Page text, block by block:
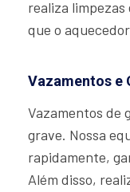
realiza
que o
Vazamentos e
Vazamentos de
grave. Nossa
rapidamente,
Além disso,